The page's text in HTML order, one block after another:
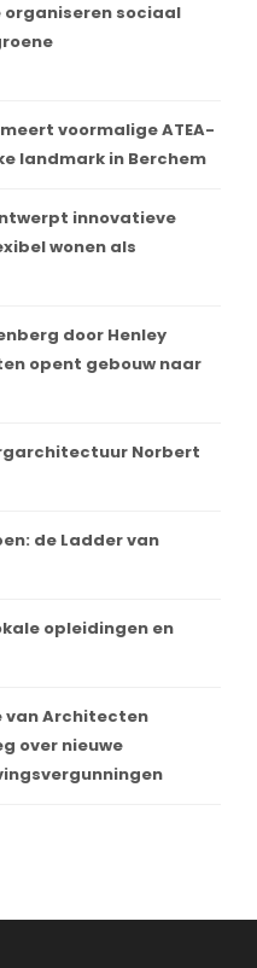
organiseren sociaal
voormalige ATEA-
landmark in Berchem
innovatieve
wonen als
door Henley
opent gebouw naar
Norbert
de Ladder van
opleidingen en
van Architecten
over nieuwe